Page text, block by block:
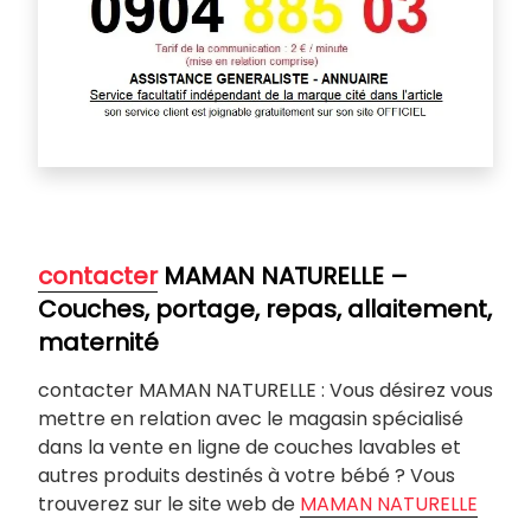
contacterMAMAN NATURELLE –
Couches, portage, repas, allaitement,
maternité
contacter MAMAN NATURELLE : Vous désirez vous
mettre en relation avec le magasin spécialisé
dans la vente en ligne de couches lavables et
autres produits destinés à votre bébé ? Vous
trouverez sur le site web de MAMAN NATURELLE